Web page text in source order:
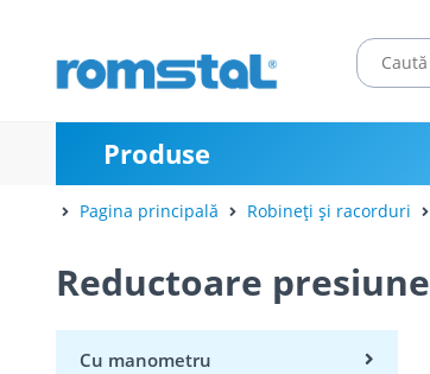
Produse
Pagina principală Robineți și racorduri
Reductoare presiune
Cu manometru